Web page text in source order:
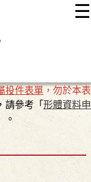
☰
投件表單 ，勿於本表
請參考「 形體資料申
。